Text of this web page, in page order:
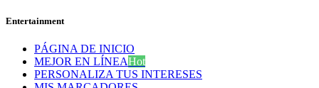
Entertainment
PÁGINA DE INICIO
MEJOR EN LÍNEAHot
PERSONALIZA TUS INTERESES